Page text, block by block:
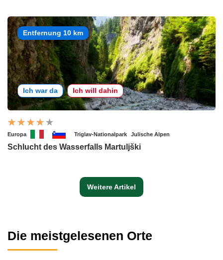
Entfernung 10 km
Ich war da Ich will dahin
Europa Triglav-Nationalpark Julische Alpen
Schlucht des Wasserfalls Martuljški
Weitere Artikel
Die meistgelesenen Orte